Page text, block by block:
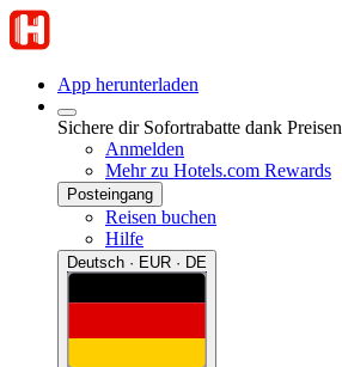
App herunterladen
Sichere dir Sofortrabatte dank
Anmelden
Mehr zu Hotels.com Rewards
Posteingang
Reisen buchen
Hilfe
Deutsch · EUR · DE